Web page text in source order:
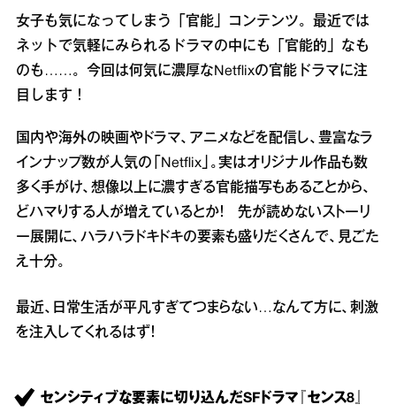
女子も気になってしまう「官能」コンテンツ。最近では
ネットで気軽にみられるドラマの中にも「官能的」なも
のも……。今回は何気に濃厚なNetflixの官能ドラマに注
目します！
国内や海外の映画やドラマ、アニメなどを配信し、豊富なラ
インナップ数が人気の「Netflix」。実はオリジナル作品も数
多く手がけ、想像以上に濃すぎる官能描写もあることから、
どハマりする人が増えているとか！ 先が読めないストーリ
ー展開に、ハラハラドキドキの要素も盛りだくさんで、見ごた
え十分。
最近、日常生活が平凡すぎてつまらない…なんて方に、刺激
を注入してくれるはず！
センシティブな要素に切り込んだSFドラマ『センス8』